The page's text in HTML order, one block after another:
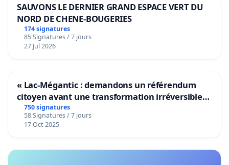
SAUVONS LE DERNIER GRAND ESPACE VERT DU
NORD DE CHENE-BOUGERIES
174 signatures
85 Signatures / 7 jours
27 Jul 2026
« Lac-Mégantic : demandons un référendum
citoyen avant une transformation irréversible
de notre territoire »
750 signatures
58 Signatures / 7 jours
17 Oct 2025